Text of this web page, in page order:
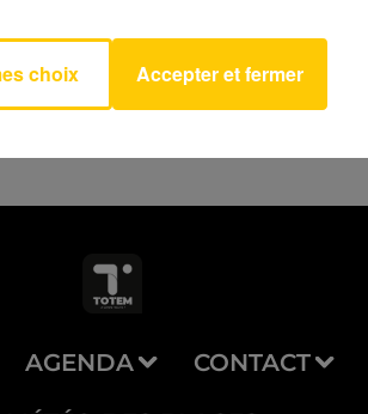
AGENDA CONTACT
choix Accepter et fermer